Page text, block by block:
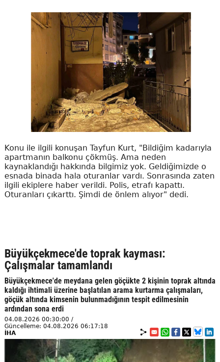
Konu ile ilgili konuşan Tayfun Kurt, "Bildiğim kadarıyla
apartmanın balkonu çökmüş. Ama neden
kaynaklandığı hakkında bilgimiz yok. Geldiğimizde o
esnada binada hala oturanlar vardı. Sonrasında zaten
ilgili ekiplere haber verildi. Polis, etrafı kapattı.
Oturanları çıkarttı. Şimdi de önlem alıyor" dedi.
Büyükçekmece'de toprak kayması:
Çalışmalar tamamlandı
Büyükçekmece'de meydana gelen göçükte 2 kişinin toprak altında
kaldığı ihtimali üzerine başlatılan arama kurtarma çalışmaları,
göçük altında kimsenin bulunmadığının tespit edilmesinin
ardından sona erdi
04.08.2026 00:30:00 /
Güncelleme: 04.08.2026 06:17:18
İHA